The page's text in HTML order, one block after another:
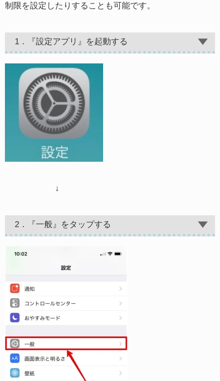
制限を設定したりすることも可能です。
1．『設定アプリ』を起動する
↓
2．『一般』をタップする